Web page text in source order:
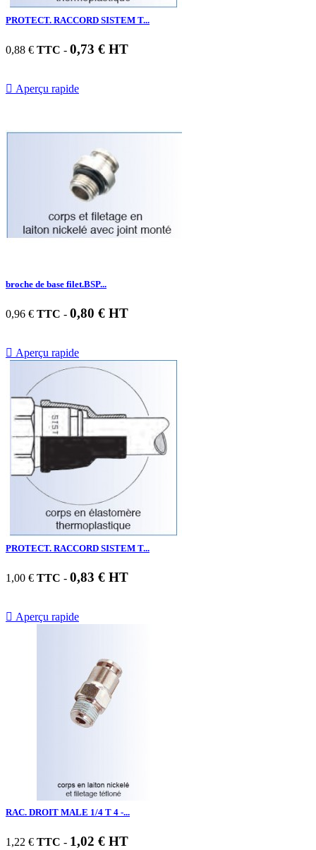
PROTECT. RACCORD SISTEM T...
0,88 € TTC - 0,73 € HT
 Aperçu rapide
broche de base filet.BSP...
0,96 € TTC - 0,80 € HT
 Aperçu rapide
PROTECT. RACCORD SISTEM T...
1,00 € TTC - 0,83 € HT
 Aperçu rapide
RAC. DROIT MALE 1/4 T 4 -...
1,22 € TTC - 1,02 € HT